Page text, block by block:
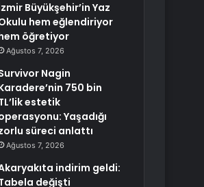
Büyükşehir’in Yaz
hem eğlendiriyor
öğretiyor
Ağustos 7, 2026
Nagin
750 bin
estetik
Yaşadığı
süreci anlattı
Ağustos 7, 2026
indirim geldi:
değişti